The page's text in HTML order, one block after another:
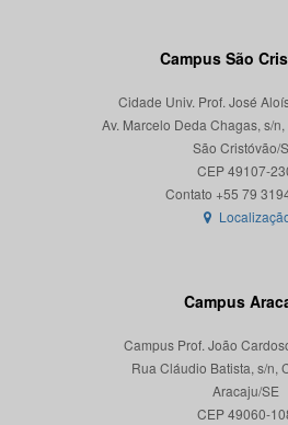
Campus São
Cidade Univ. Prof. José
Av. Marcelo Deda Chagas, s/
São Cristóvão/
CEP 49107-
Campus
Campus Prof. João
Rua Cláudio Batista, s/n,
Aracaju/SE
CEP 49060-